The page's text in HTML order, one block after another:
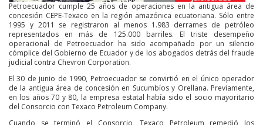
Petroecuador cumple 25 años de operaciones en la antigua área de
concesión CEPE-Texaco en la región amazónica ecuatoriana. Sólo entre
1995 y 2011 se registraron al menos 1.983 derrames de petróleo
representados en más de 125.000 barriles. El triste desempeño
operacional de Petroecuador ha sido acompañado por un silencio
cómplice del Gobierno de Ecuador y de los abogados detrás del fraude
judicial contra Chevron Corporation.
El 30 de junio de 1990, Petroecuador se convirtió en el único operador
de la antigua área de concesión en Sucumbíos y Orellana. Previamente,
en los años 70 y 80, la empresa estatal había sido el socio mayoritario
del Consorcio con Texaco Petroleum Company.
Cuando se terminó el Consorcio, Texaco Petroleum remedió los